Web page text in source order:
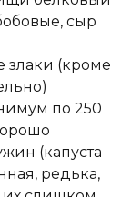
сыр
злаки (кроме
по 250
(капуста
редька,